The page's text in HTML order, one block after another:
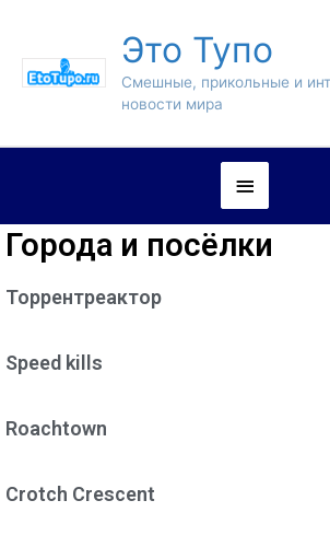
Это Тупо
Смешные, прикольные и
новости мира
Города и посёлки
Торрентреактор
Speed kills
Roachtown
Crotch Crescent